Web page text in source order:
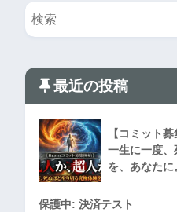
最近の投稿
【コミット
一生に一度
を、あなたに
保護中: 決済テスト